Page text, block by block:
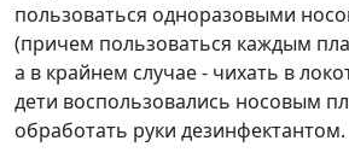
пользоваться одноразовыми
(причем пользоваться каждым
а в крайнем случае - чихать в
дети воспользовались носовым
обработать руки дезинфектантом.